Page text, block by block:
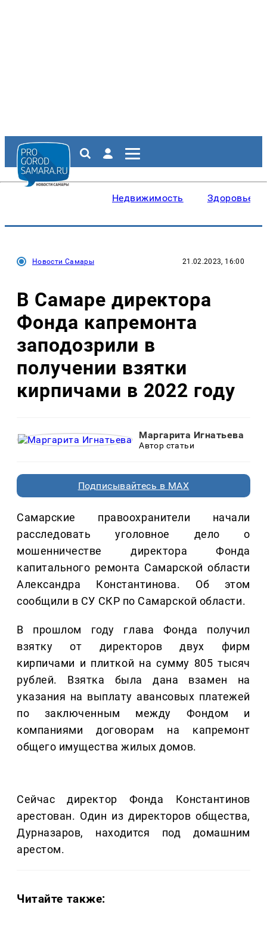
Недвижимость Здоровье
Новости Самары 21.02.2023, 16:00
В Самаре директора
Фонда капремонта
заподозрили в
получении взятки
кирпичами в 2022 году
Маргарита Игнатьева
Автор статьи
Подписывайтесь в MAX
Самарские правоохранители начали
расследовать уголовное дело о
мошенничестве директора Фонда
капитального ремонта Самарской области
Александра Константинова. Об этом
сообщили в СУ СКР по Самарской области.
В прошлом году глава Фонда получил
взятку от директоров двух фирм
кирпичами и плиткой на сумму 805 тысяч
рублей. Взятка была дана взамен на
указания на выплату авансовых платежей
по заключенным между Фондом и
компаниями договорам на капремонт
общего имущества жилых домов.
Сейчас директор Фонда Константинов
арестован. Один из директоров общества,
Дурназаров, находится под домашним
арестом.
Читайте также: